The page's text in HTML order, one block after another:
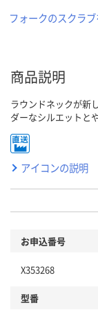
フォークのスクラ
商品説明
ラウンドネックが新
ダーなシルエットと
アイコンの説明
お申込番号
X353268
型番